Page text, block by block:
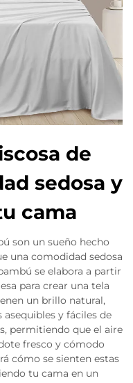
de
sedosa y
cama
son un sueño hecho
una comodidad sedosa
se elabora a partir
para crear una tela
un brillo natural,
y fáciles de
permitiendo que el aire
fresco y cómodo
cómo se sienten estas
tu cama en un